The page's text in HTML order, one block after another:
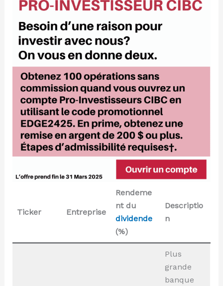
Ticker Entreprise
Rendeme
nt du
dividende
(%)
Descriptio
n
Plus
grande
banque